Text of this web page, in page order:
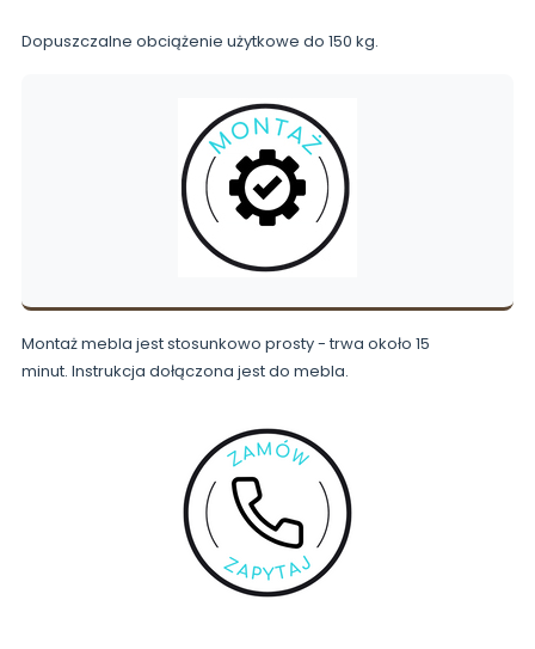
Dopuszczalne obciążenie użytkowe do 150 kg.
Montaż mebla jest stosunkowo prosty - trwa około 15
minut. Instrukcja dołączona jest do mebla.